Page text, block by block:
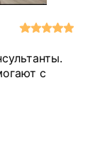
с
доходят
служб
👌👌